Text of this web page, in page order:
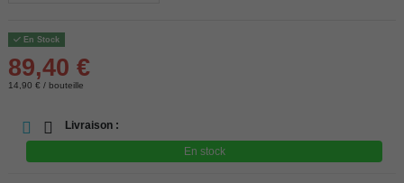
En Stock
89,40 €
14,90 € / bouteille
Livraison :
En stock